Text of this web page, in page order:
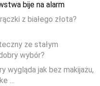
bije na alarm
z białego złota?
ze stałym
wybór?
wygląda jak bez makijażu,
…